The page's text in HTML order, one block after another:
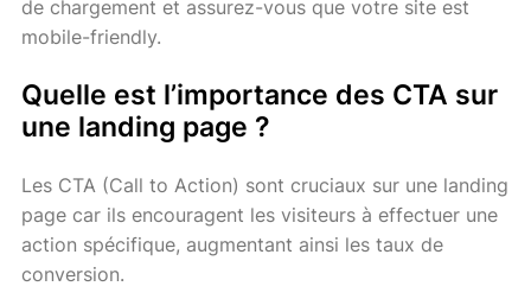
de chargement et assurez-vous que votre site est
mobile-friendly.
Quelle est l’importance des CTA sur
une landing page ?
Les CTA (Call to Action) sont cruciaux sur une landing
page car ils encouragent les visiteurs à effectuer une
action spécifique, augmentant ainsi les taux de
conversion.